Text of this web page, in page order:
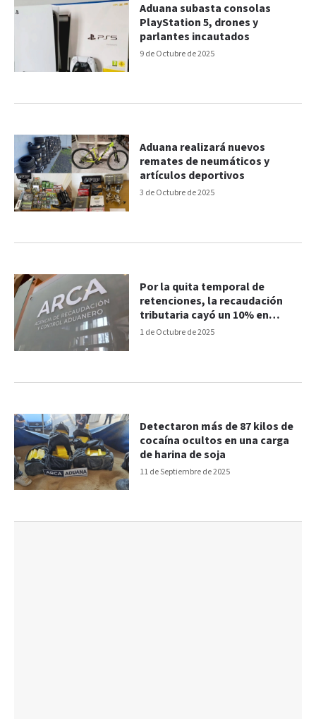
9 de Octubre de 2025
Aduana subasta consolas
PlayStation 5, drones y
parlantes incautados
3 de Octubre de 2025
Aduana realizará nuevos
remates de neumáticos y
artículos deportivos
1 de Octubre de 2025
Por la quita temporal de
retenciones, la recaudación
tributaria cayó un 10% en
septiembre
11 de Septiembre de 2025
Detectaron más de 87 kilos de
cocaína ocultos en una carga
de harina de soja